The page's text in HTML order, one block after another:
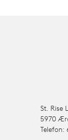
St. Rise
5970
Telefon: